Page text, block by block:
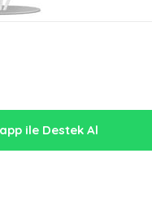
ile Destek Al